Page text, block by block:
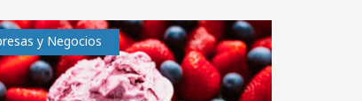
y Negocios